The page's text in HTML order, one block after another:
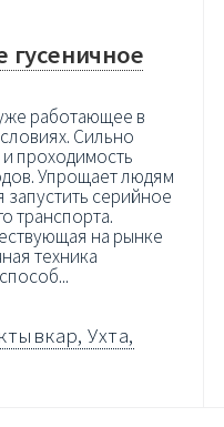
гусеничное
работающее в
Сильно
проходимость
Упрощает людям
серийное
транспорта.
на рынке
техника
Ухта,